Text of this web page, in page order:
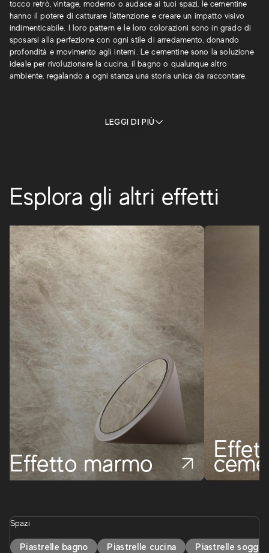
tocco retrò, vintage, moderno o audace ai tuoi spazi, le cementine
hanno il potere di catturare l'attenzione e creare un impatto visivo
indimenticabile. I loro pattern e le loro colorazioni sono in grado di
sposarsi alla perfezione con ogni stile di arredamento, donando
profondità e movimento agli interni. Le cementine sono la soluzione
ideale per rivoluzionare la cucina, il bagno o qualunque altro
ambiente, regalando a ogni stanza una storia unica da raccontare.
LEGGI DI PIÙ
Esplora gli altri effetti
Effetto marmo
Spazi
Piastrelle bagno Piastrelle cucina Piastrelle